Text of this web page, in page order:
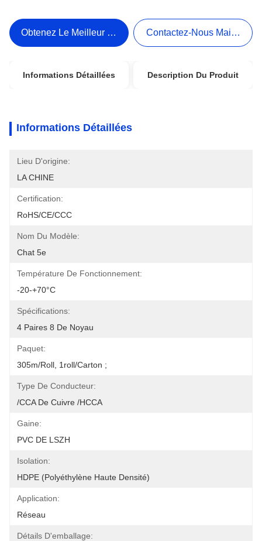
Obtenez Le Meilleur Prix Contactez-Nous Maintenant
Informations Détaillées Description Du Produit
Informations Détaillées
Lieu D'origine:
LA CHINE
Certification:
RoHS/CE/CCC
Nom Du Modèle:
Chat 5e
Température De Fonctionnement:
-20-+70°C
Spécifications:
4 Paires 8 De Noyau
Paquet:
305m/roll, 1roll/carton ;
Type De Conducteur:
/CCA De Cuivre /HCCA
Gaine:
PVC DE LSZH
Isolation:
HDPE (polyéthylène Haute Densité)
Application:
Réseau
Détails D'emballage: